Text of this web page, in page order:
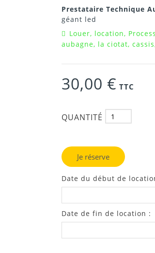
Prestataire Technique
géant led
Louer, location,
aubagne, la ciotat,
30,00 € TTC
QUANTITÉ
Je réserve
Date du début de
Date de fin de location :